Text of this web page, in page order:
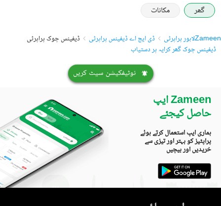
گھر
مکانات
Zameenلاہور پراپرٹی ڈی ایچ اے ڈیفینس پراپرٹی
ڈیفینس چوک پراپرٹی
ڈیفینس چوک گھر کرایہ پر دستیاب
نوٹیفکیشن سیٹ کریں
Zameen ایپ
حاصل کیجئے
ہماری ایپ استعمال کرتے ہوئے
پراپٹیز کو بہتر اور تیزی سے
خریدیں اور بیچیں